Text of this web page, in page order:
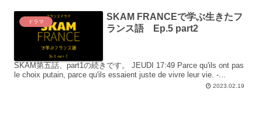
ドラマ
SKAM FRANCEで学ぶ生きたフ
ランス語 Ep.5 part2
SKAM第五話、part1の続きです。 JEUDI 17:49 Parce qu'ils ont pas
le choix putain, parce qu'ils essaient juste de vivre leur vie. -...
2023.02.19